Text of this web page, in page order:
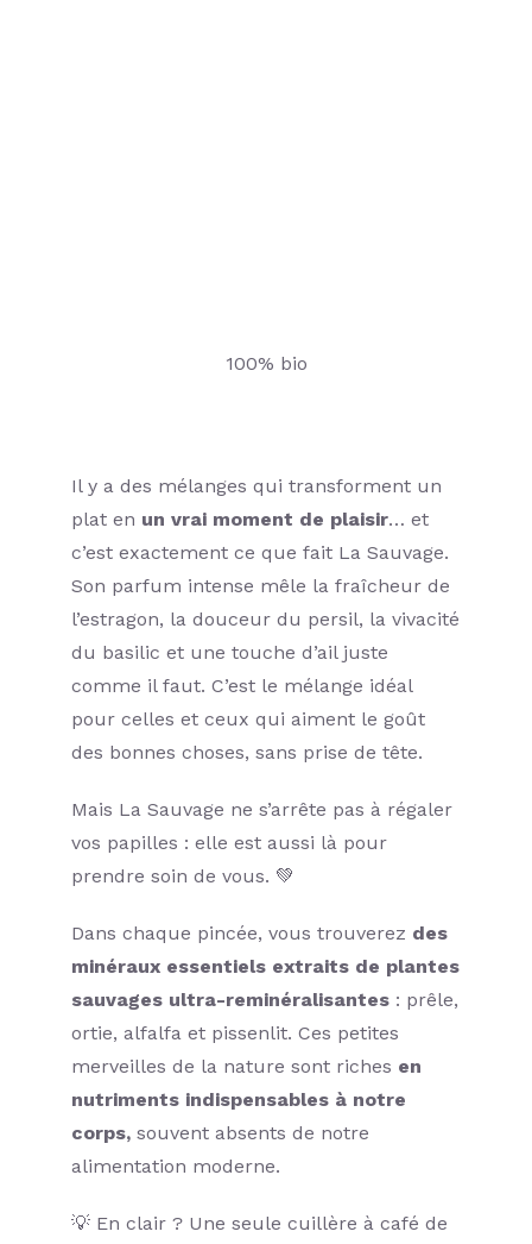
100% bio
Il y a des mélanges qui transforment un
plat en un vrai moment de plaisir… et
c’est exactement ce que fait La Sauvage.
Son parfum intense mêle la fraîcheur de
l’estragon, la douceur du persil, la vivacité
du basilic et une touche d’ail juste
comme il faut. C’est le mélange idéal
pour celles et ceux qui aiment le goût
des bonnes choses, sans prise de tête.
Mais La Sauvage ne s’arrête pas à régaler
vos papilles : elle est aussi là pour
prendre soin de vous. 💚
Dans chaque pincée, vous trouverez des
minéraux essentiels extraits de plantes
sauvages ultra-reminéralisantes: prêle,
ortie, alfalfa et pissenlit. Ces petites
merveilles de la nature sont riches en
nutriments indispensables à notre
corps,souvent absents de notre
alimentation moderne.
💡 En clair ? Une seule cuillère à café de